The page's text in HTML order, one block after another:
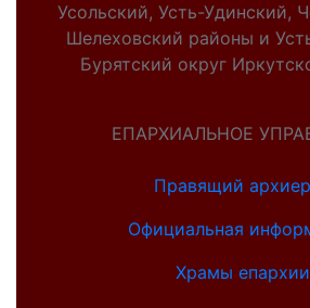
Усольский, Усть-Удинский,
Шелеховский районы и
Бурятский округ
ЕПАРХИАЛЬНОЕ
Правящий
Официальная
Храмы епархии